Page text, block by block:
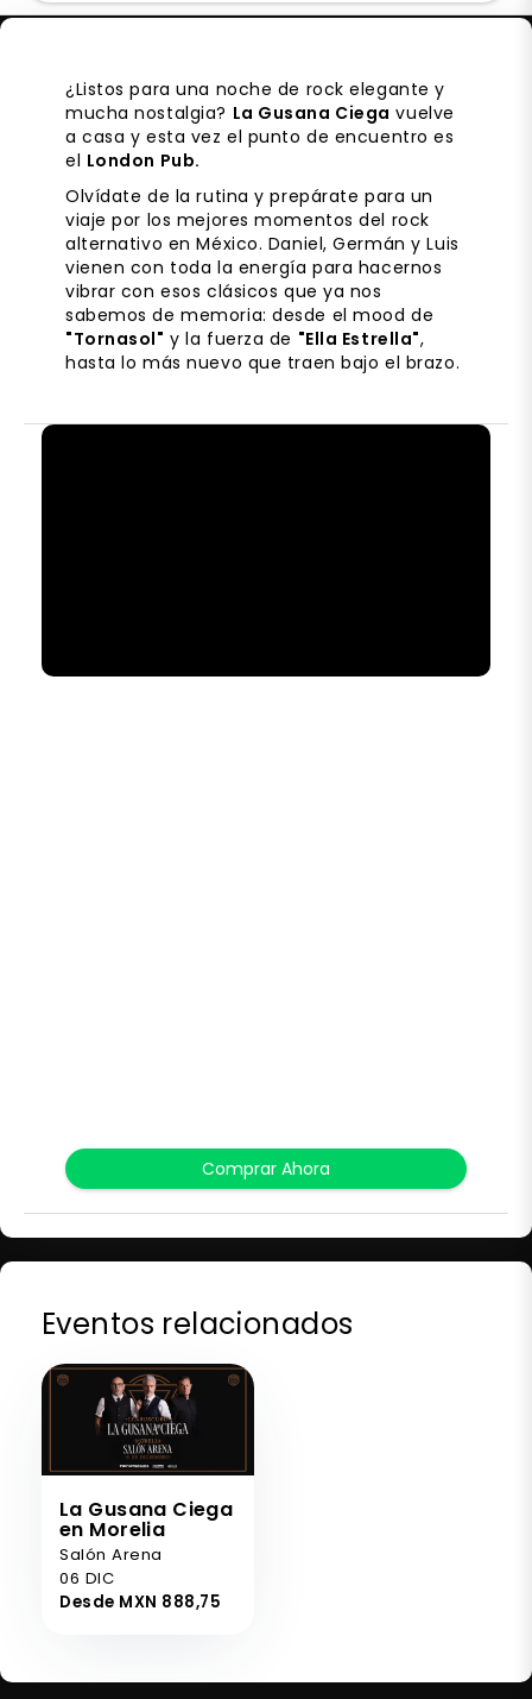
¿Listos para una noche de rock elegante y
mucha nostalgia? La Gusana Ciega vuelve
a casa y esta vez el punto de encuentro es
el London Pub.
Olvídate de la rutina y prepárate para un
viaje por los mejores momentos del rock
alternativo en México. Daniel, Germán y Luis
vienen con toda la energía para hacernos
vibrar con esos clásicos que ya nos
sabemos de memoria: desde el mood de
"Tornasol" y la fuerza de "Ella Estrella",
hasta lo más nuevo que traen bajo el brazo.
Comprar Ahora
Eventos relacionados
La Gusana Ciega
en Morelia
Salón Arena
06 DIC
Desde MXN 888,75